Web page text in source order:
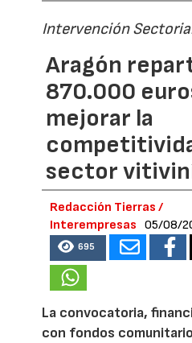
Intervención
Aragón
870.000
mejorar la
sector
Redacción Tierras /
Interempresas
05/08/
695
La convocatoria,
con fondos